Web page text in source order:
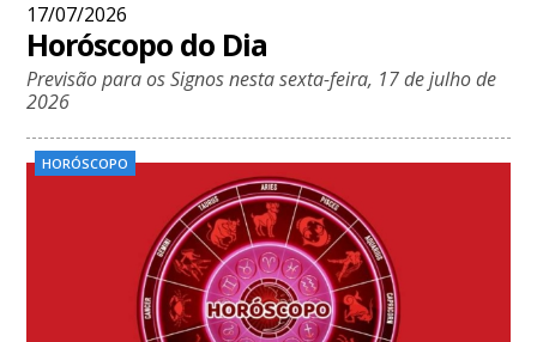
17/07/2026
Horóscopo do Dia
Previsão para os Signos nesta sexta-feira, 17 de julho de
2026
HORÓSCOPO